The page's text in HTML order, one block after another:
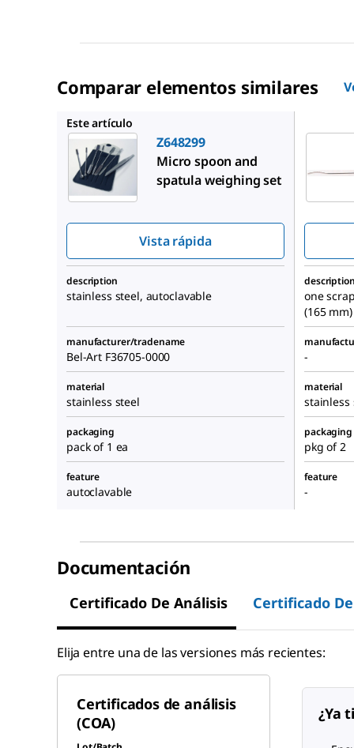
Comparar elementos similares
Este artículo
Z648299
Micro spoon and
spatula weighing set
Vista rápida
description
stainless steel, autoclavable
one
(165 mm)
manufacturer/tradename
Bel-Art F36705-0000 -
material
stainless steel
material
stainless
packaging
pack of 1 ea
packaging
pkg of 2
feature
autoclavable
feature
-
Documentación
Certificado De Análisis Certificado
Elija entre una de las versiones más recientes:
Certificados de análisis
(COA)
¿Ya